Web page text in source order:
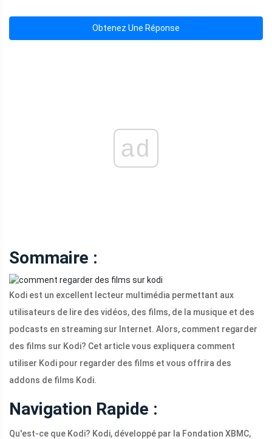
Obtenez Une Réponse
ad
Sommaire :
Kodi est un excellent lecteur multimédia permettant aux
utilisateurs de lire des vidéos, des films, de la musique et des
podcasts en streaming sur Internet. Alors, comment regarder
des films sur Kodi? Cet article vous expliquera comment
utiliser Kodi pour regarder des films et vous offrira des
addons de films Kodi.
Navigation Rapide :
Qu'est-ce que Kodi? Kodi, développé par la Fondation XBMC,